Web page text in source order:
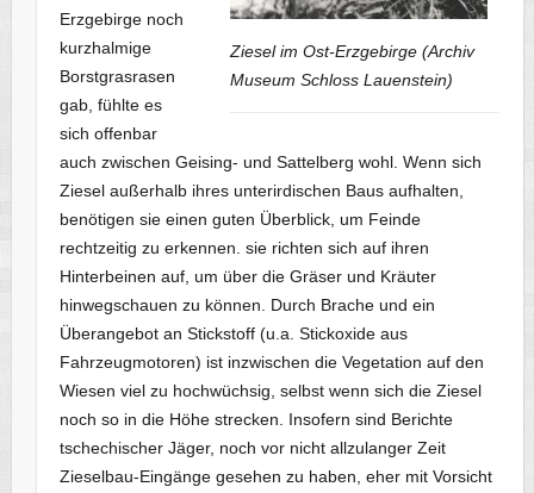
Ziesel im Ost-Erzgebirge (Archiv
Museum Schloss Lauenstein)
Erzgebirge noch
kurzhalmige
Borstgrasrasen
gab, fühlte es
sich offenbar
auch zwischen Geising- und Sattelberg wohl. Wenn sich
Ziesel außerhalb ihres unterirdischen Baus aufhalten,
benötigen sie einen guten Überblick, um Feinde
rechtzeitig zu erkennen. sie richten sich auf ihren
Hinterbeinen auf, um über die Gräser und Kräuter
hinwegschauen zu können. Durch Brache und ein
Überangebot an Stickstoff (u.a. Stickoxide aus
Fahrzeugmotoren) ist inzwischen die Vegetation auf den
Wiesen viel zu hochwüchsig, selbst wenn sich die Ziesel
noch so in die Höhe strecken. Insofern sind Berichte
tschechischer Jäger, noch vor nicht allzulanger Zeit
Zieselbau-Eingänge gesehen zu haben, eher mit Vorsicht